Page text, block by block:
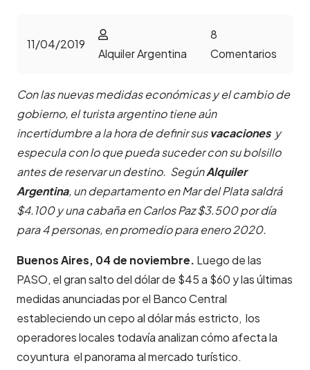
11/04/2019
Alquiler Argentina
8
Comentarios
Con las nuevas medidas económicas y el cambio de
gobierno, el turista argentino tiene aún
incertidumbre a la hora de definir susvacacionesy
especula con lo que pueda suceder con su bolsillo
antes de reservar un destino. SegúnAlquiler
Argentina, un departamento en Mar del Plata saldrá
$4.100 y una cabaña en Carlos Paz $3.500 por día
para 4 personas, en promedio para enero 2020.
Buenos Aires, 04 de noviembre. Luego de las
PASO, el gran salto del dólar de $45 a $60 y las últimas
medidas anunciadas por el Banco Central
estableciendo un cepo al dólar más estricto, los
operadores locales todavía analizan cómo afecta la
coyuntura el panorama al mercado turístico.